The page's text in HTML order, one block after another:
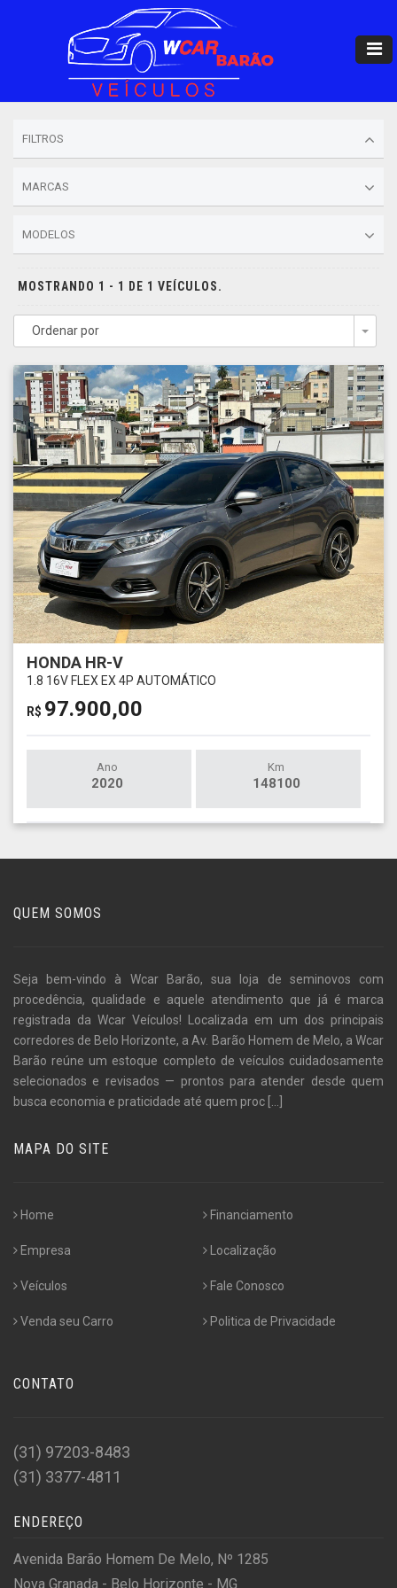
FILTROS
MARCAS
MODELOS
MOSTRANDO 1 - 1 DE 1 VEÍCULOS.
Ordenar por
HONDA HR-V
1.8 16V FLEX EX 4P AUTOMÁTICO
R$ 97.900,00
Ano
2020
Km
148100
QUEM SOMOS
Seja bem-vindo à Wcar Barão, sua loja de seminovos com
procedência, qualidade e aquele atendimento que já é marca
registrada da Wcar Veículos! Localizada em um dos principais
corredores de Belo Horizonte, a Av. Barão Homem de Melo, a Wcar
Barão reúne um estoque completo de veículos cuidadosamente
selecionados e revisados — prontos para atender desde quem
busca economia e praticidade até quem proc [...]
MAPA DO SITE
Home
Empresa
Veículos
Venda seu Carro
Financiamento
Localização
Fale Conosco
Politica de Privacidade
CONTATO
(31) 97203-8483
(31) 3377-4811
ENDEREÇO
Avenida Barão Homem De Melo, Nº 1285
Nova Granada - Belo Horizonte - MG